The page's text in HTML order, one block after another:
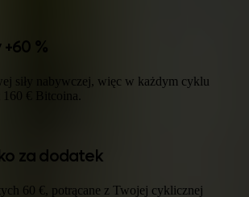
%
siły nabywczej, więc w każdym cyklu
€ Bitcoina.
za dodatek
60 €, potrącane z Twojej cyklicznej